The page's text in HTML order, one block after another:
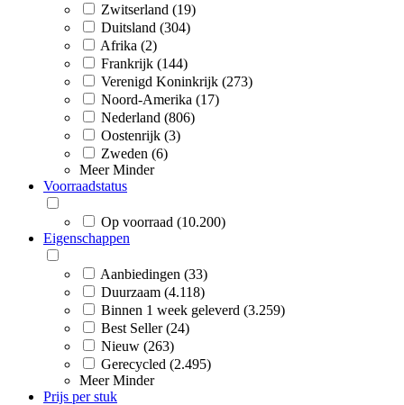
Zwitserland (19)
Duitsland (304)
Afrika (2)
Frankrijk (144)
Verenigd Koninkrijk (273)
Noord-Amerika (17)
Nederland (806)
Oostenrijk (3)
Zweden (6)
Meer Minder
Voorraadstatus
Op voorraad (10.200)
Eigenschappen
Aanbiedingen (33)
Duurzaam (4.118)
Binnen 1 week geleverd (3.259)
Best Seller (24)
Nieuw (263)
Gerecycled (2.495)
Meer Minder
Prijs per stuk